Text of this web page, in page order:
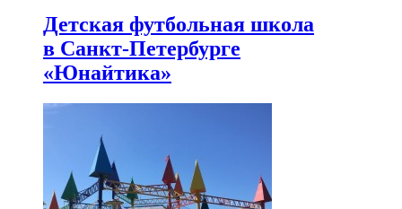
Детская футбольная школа
в Санкт-Петербурге
«Юнайтика»